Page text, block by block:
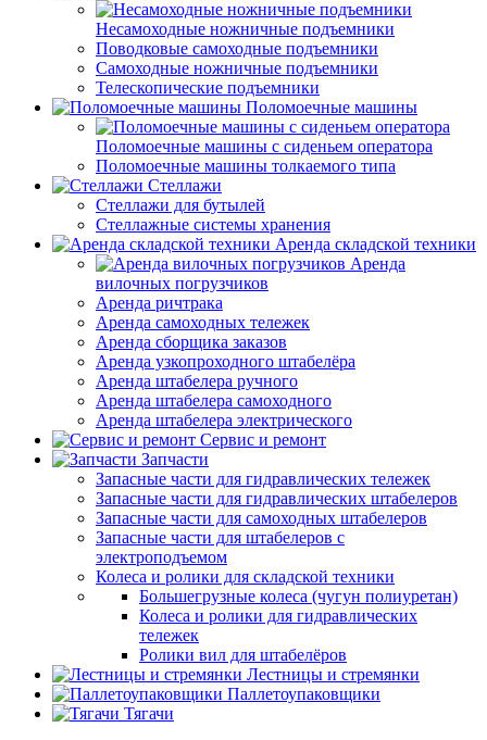
Несамоходные ножничные подъемники
Поводковые самоходные подъемники
Самоходные ножничные подъемники
Телескопические подъемники
Поломоечные машины
Поломоечные машины с сиденьем оператора
Поломоечные машины толкаемого типа
Стеллажи
Стеллажи для бутылей
Стеллажные системы хранения
Аренда складской техники
Аренда
вилочных погрузчиков
Аренда ричтрака
Аренда самоходных тележек
Аренда сборщика заказов
Аренда узкопроходного штабелёра
Аренда штабелера ручного
Аренда штабелера самоходного
Аренда штабелера электрического
Сервис и ремонт
Запчасти
Запасные части для гидравлических тележек
Запасные части для гидравлических штабелеров
Запасные части для самоходных штабелеров
Запасные части для штабелеров с
электроподъемом
Колеса и ролики для складской техники
Большегрузные колеса (чугун полиуретан)
Колеса и ролики для гидравлических
тележек
Ролики вил для штабелёров
Лестницы и стремянки
Паллетоупаковщики
Тягачи